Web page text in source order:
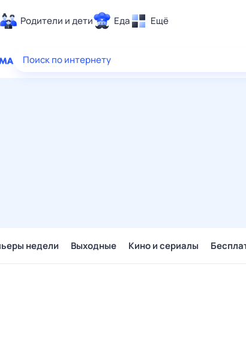
Родители и дети Еда Ещё
Здоровье
Поиск по интернету
недели Выходные Кино и сериалы